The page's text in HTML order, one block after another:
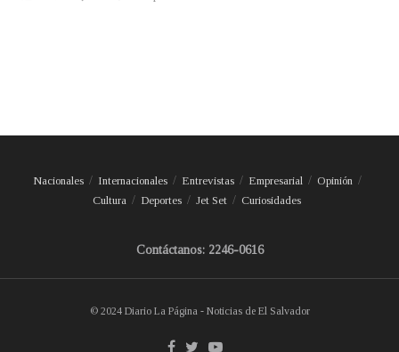
Nacionales Internacionales Entrevistas Empresarial
Opinión
Cultura
Deportes Jet Set Curiosidades
Contáctanos: 2246-0616
© 2024 Diario La Página - Noticias de El Salvador